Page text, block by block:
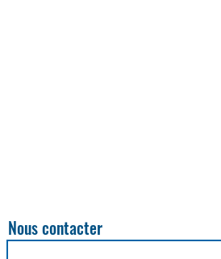
Nous contacter